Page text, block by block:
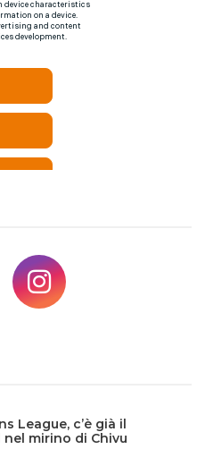
League, c’è già il
nel mirino di Chivu